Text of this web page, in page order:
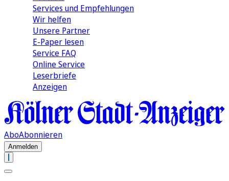
Services und Empfehlungen
Wir helfen
Unsere Partner
E-Paper lesen
Service FAQ
Online Service
Leserbriefe
Anzeigen
AboAbonnieren
Anmelden